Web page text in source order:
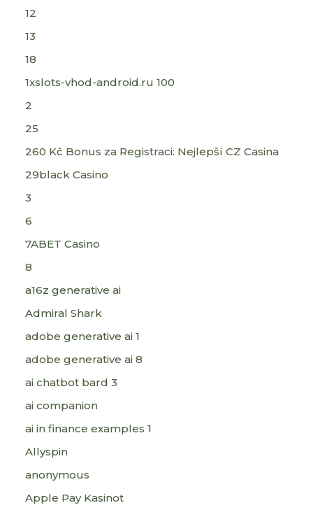
12
13
18
1xslots-vhod-android.ru 100
2
25
260 Kč Bonus za Registraci: Nejlepší CZ Casina
29black Casino
3
6
7ABET Casino
8
a16z generative ai
Admiral Shark
adobe generative ai 1
adobe generative ai 8
ai chatbot bard 3
ai companion
ai in finance examples 1
Allyspin
anonymous
Apple Pay Kasinot